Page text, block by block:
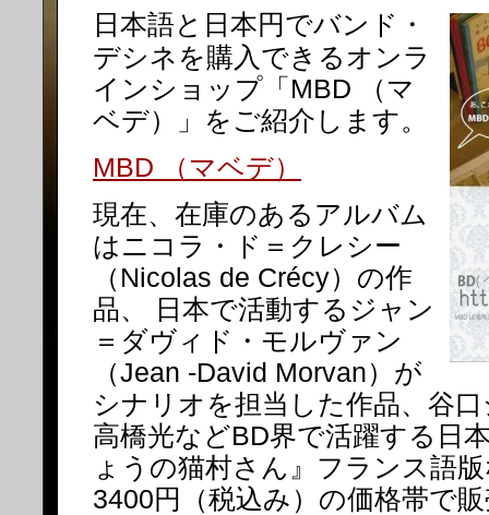
日本語と日本円でバンド・
デシネを購入できるオンラ
インショップ「MBD （マ
ベデ）」をご紹介します。
MBD （マベデ）
現在、在庫のあるアルバム
はニコラ・ド＝クレシー
（Nicolas de Crécy）の作
品、 日本で活動するジャン
＝ダヴィド・モルヴァン
（Jean -David Morvan）が
シナリオを担当した作品、谷
高橋光などBD界で活躍する日
ょうの猫村さん』フランス語
3400円（税込み）の価格帯で